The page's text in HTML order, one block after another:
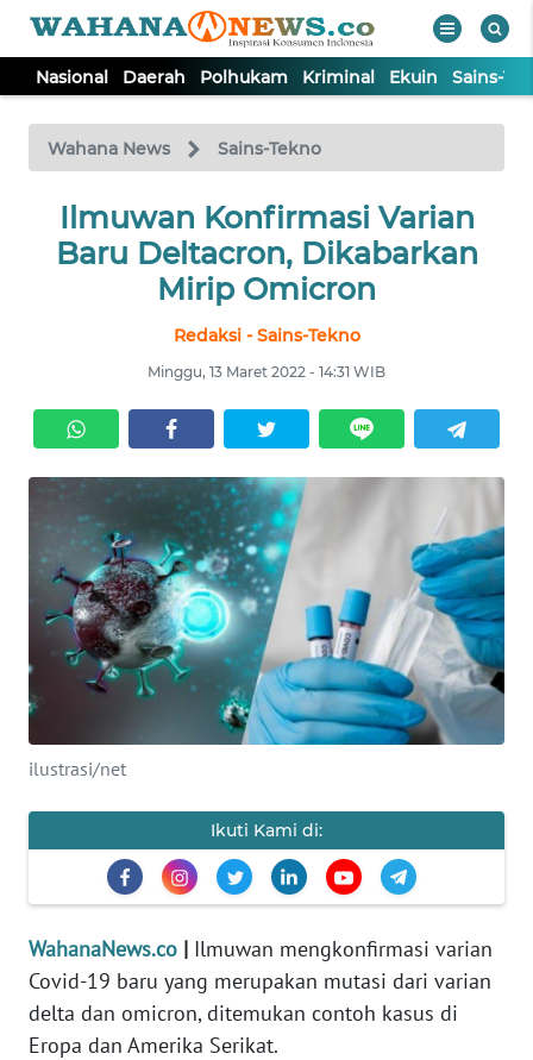
Nasional Daerah Polhukam Kriminal Ekuin Sains-
Wahana News Sains-Tekno
Ilmuwan Konfirmasi Varian
Baru Deltacron, Dikabarkan
Mirip Omicron
Redaksi - Sains-Tekno
Minggu, 13 Maret 2022 - 14:31 WIB
ilustrasi/net
Ikuti Kami di:
WahanaNews.co | Ilmuwan mengkonfirmasi varian
Covid-19 baru yang merupakan mutasi dari varian
delta dan omicron, ditemukan contoh kasus di
Eropa dan Amerika Serikat.
TV
Tutup
NASIONAL
KRIMINAL
EKUIN
SAINS-TEKNO
KESEHATAN
INTERNASIONAL
SERBA-SERBI
PENDIDIKAN
OLAHRAGA
OPINI
EDITORIAL